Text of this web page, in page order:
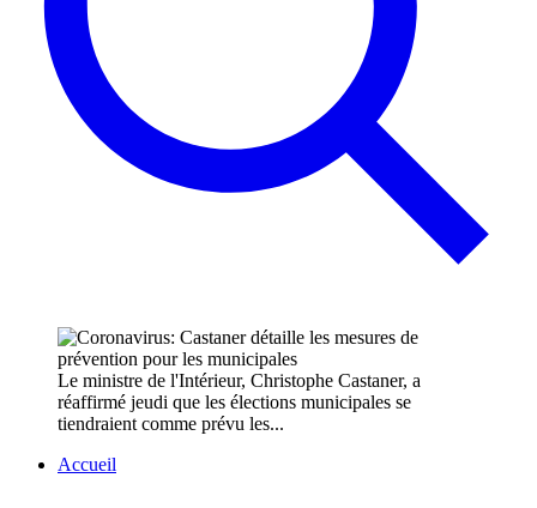
Le ministre de l'Intérieur, Christophe Castaner, a
réaffirmé jeudi que les élections municipales se
tiendraient comme prévu les...
Accueil